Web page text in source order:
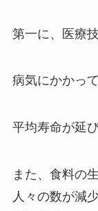
第一に、医療
病気にかかっ
平均寿命が延
また、食料の
人々の数が減